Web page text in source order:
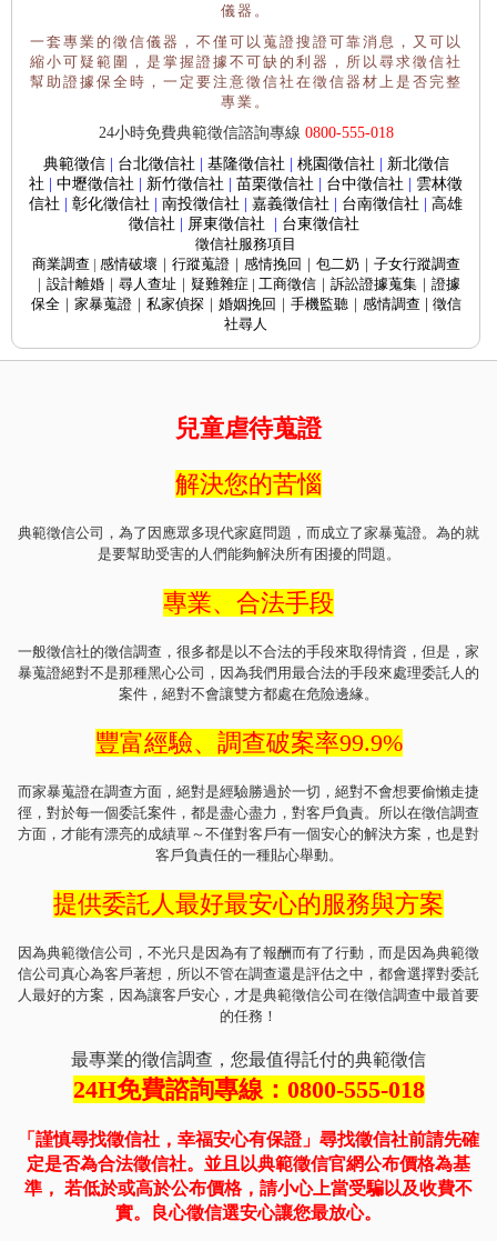
儀器。
一套專業的徵信儀器，不僅可以蒐證搜證可靠消息，又可以
縮小可疑範圍，是掌握證據不可缺的利器，所以尋求徵信社
幫助證據保全時，一定要注意徵信社在徵信器材上是否完整
專業。
24小時免費典範徵信諮詢專線 0800-555-018
典範徵信| 台北徵信社 基隆徵信社 桃園徵信社
新北徵信
社
中壢徵信社 新竹徵信社 苗栗徵信社 台中徵信社
雲林徵
信社
彰化徵信社 南投徵信社 嘉義徵信社 台南徵信社
高雄
徵信社
屏東徵信社
台東徵信社
徵信社服務項目
商業調查 | 感情破壞 ｜ 行蹤蒐證｜ 感情挽回 ｜ 包二奶 ｜ 子女行蹤調查
｜ 設計離婚｜ 尋人查址 ｜ 疑難雜症 | 工商徵信｜ 訴訟證據蒐集｜ 證據
保全｜ 家暴蒐證｜ 私家偵探 ｜ 婚姻挽回 ｜ 手機監聽｜ 感情調查
徵信
社尋人
兒童虐待蒐證
解決您的苦惱
典範徵信公司，為了因應眾多現代家庭問題，而成立了家暴蒐證。為的就
是要幫助受害的人們能夠解決所有困擾的問題。
專業、合法手段
一般徵信社的徵信調查，很多都是以不合法的手段來取得情資，但是，家
暴蒐證絕對不是那種黑心公司，因為我們用最合法的手段來處理委託人的
案件，絕對不會讓雙方都處在危險邊緣。
豐富經驗、調查破案率99.9%
而家暴蒐證在調查方面，絕對是經驗勝過於一切，絕對不會想要偷懶走捷
徑，對於每一個委託案件，都是盡心盡力，對客戶負責。所以在徵信調查
方面，才能有漂亮的成績單～不僅對客戶有一個安心的解決方案，也是對
客戶負責任的一種貼心舉動。
提供委託人最好最安心的服務與方案
因為典範徵信公司，不光只是因為有了報酬而有了行動，而是因為典範徵
信公司真心為客戶著想，所以不管在調查還是評估之中，都會選擇對委託
人最好的方案，因為讓客戶安心，才是典範徵信公司在徵信調查中最首要
的任務！
最專業的徵信調查，您最值得託付的典範徵信
24H免費諮詢專線：0800-555-018
「謹慎尋找徵信社，幸福安心有保證」尋找徵信社前請先確
定是否為合法徵信社。並且以典範徵信官網公布價格為基
準， 若低於或高於公布價格，請小心上當受騙以及收費不
實。良心徵信選安心讓您最放心。